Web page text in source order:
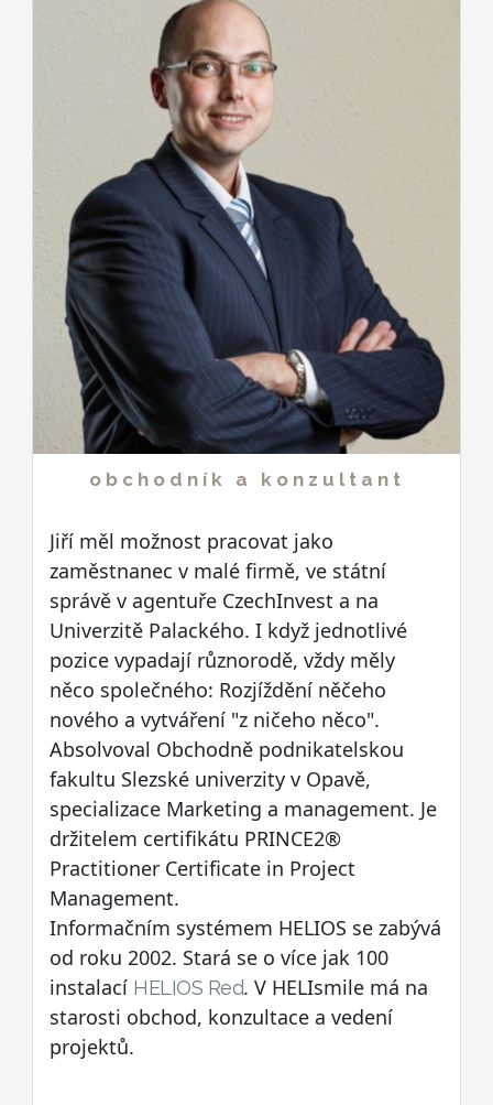
obchodník a konzultant
Jiří měl možnost pracovat jako
zaměstnanec v malé firmě, ve státní
správě v agentuře CzechInvest a na
Univerzitě Palackého. I když jednotlivé
pozice vypadají různorodě, vždy měly
něco společného: Rozjíždění něčeho
nového a vytváření "z ničeho něco".
Absolvoval Obchodně podnikatelskou
fakultu Slezské univerzity v Opavě,
specializace Marketing a management. Je
držitelem certifikátu PRINCE2®
Practitioner Certificate in Project
Management.
Informačním systémem HELIOS se zabývá
od roku 2002. Stará se o více jak 100
instalací HELIOS Red. V HELIsmile má na
starosti obchod, konzultace a vedení
projektů.